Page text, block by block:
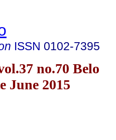
ISSN 0102-7395
no.70 Belo
June 2015